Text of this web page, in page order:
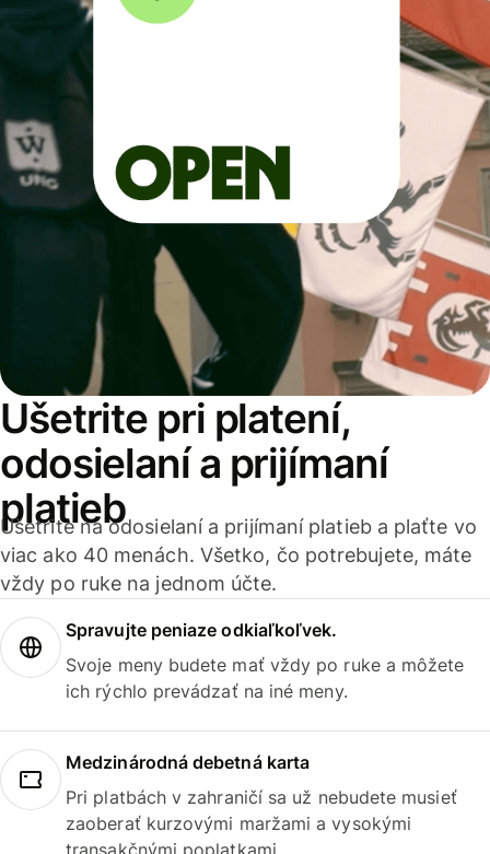
Ušetrite pri platení,
odosielaní a prijímaní
platieb
Ušetrite na odosielaní a prijímaní platieb a plaťte vo
viac ako 40 menách. Všetko, čo potrebujete, máte
vždy po ruke na jednom účte.
Spravujte peniaze odkiaľkoľvek.
Svoje meny budete mať vždy po ruke a môžete
ich rýchlo prevádzať na iné meny.
Medzinárodná debetná karta
Pri platbách v zahraničí sa už nebudete musieť
zaoberať kurzovými maržami a vysokými